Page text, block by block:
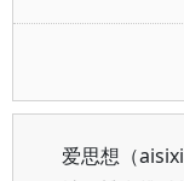
爱思想（